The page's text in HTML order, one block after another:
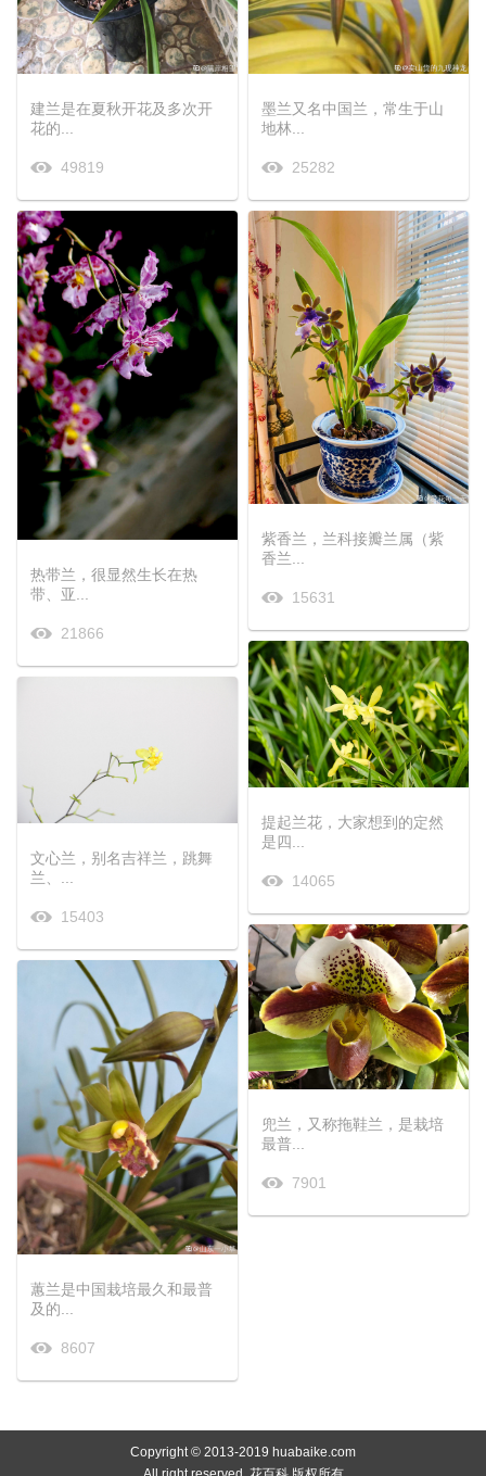
建兰是在夏秋开花及多次开
花的...
49819
墨兰又名中国兰，常生于山
地林...
25282
热带兰，很显然生长在热
带、亚...
21866
紫香兰，兰科接瓣兰属（紫
香兰...
15631
文心兰，别名吉祥兰，跳舞
兰、...
15403
提起兰花，大家想到的定然
是四...
14065
蕙兰是中国栽培最久和最普
及的...
8607
兜兰，又称拖鞋兰，是栽培
最普...
7901
Copyright © 2013-2019 huabaike.com